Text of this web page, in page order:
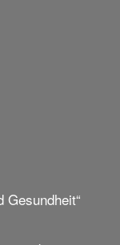
Gesundheit“